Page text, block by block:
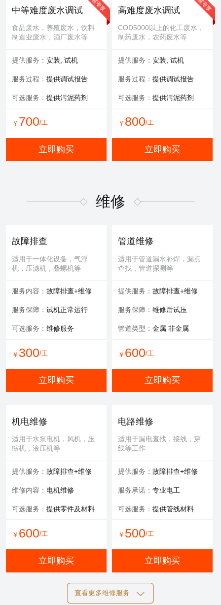
中等难度废水调试
食品废水，养殖废水，饮料
制造业废水，酒厂废水等
提供服务： 安装, 试机
服务过程： 提供调试报告
可选服务： 提供污泥药剂
￥ 700/工
立即购买
高难度废水调试
COD5000以上的化工废水，
制药废水，农药废水等
提供服务： 安装, 试机
服务过程： 提供调试报告
可选服务： 提供污泥药剂
￥ 800/工
立即购买
维修
故障排查
适用于一体化设备，气浮
机，压滤机，叠螺机等
服务内容： 故障排查+维修
服务保障： 试机正常运行
可选服务： 维修服务
￥ 300/工
立即购买
管道维修
适用于管道漏水补焊，漏点
查找，管道探测等
提供服务： 故障排查+维修
服务保障： 维修后试压
管道类型： 金属 非金属
￥ 600/工
立即购买
机电维修
适用于水泵电机，风机，压
缩机，液压机等
提供服务： 故障排查+维修
维修内容： 电机维修
可选服务： 提供零件及材料
￥ 600/工
立即购买
电路维修
适用于漏电查找，接线，穿
线等工作
提供服务： 故障排查+维修
服务承诺： 专业电工
可选服务： 提供管线材料
￥ 500/工
立即购买
膜清洗
查看更多维修服务